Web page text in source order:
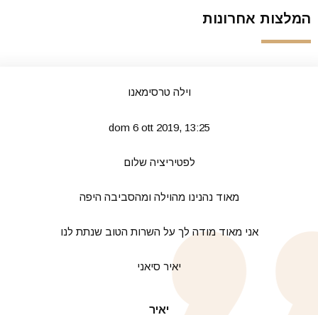
המלצות אחרונות
וילה טרסימאנו
dom 6 ott 2019, 13:25
לפטיריציה שלום
מאוד נהנינו מהוילה ומהסביבה היפה
אני מאוד מודה לך על השרות הטוב שנתת לנו
יאיר סיאני
יאיר